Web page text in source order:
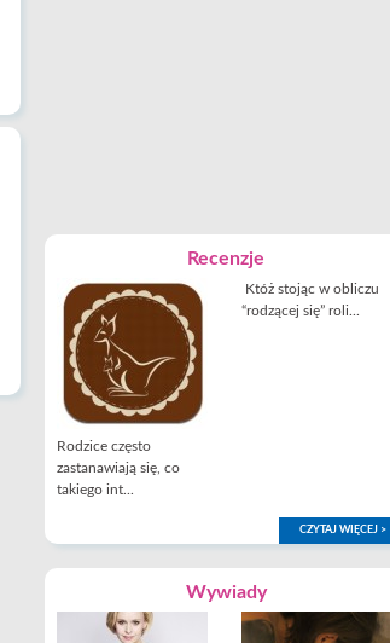
Recenzje
Rodzice często
zastanawiają się, co
takiego int...
Któż stojąc w obliczu
“rodzącej się” roli...
CZYTAJ WIĘCEJ >
Wywiady